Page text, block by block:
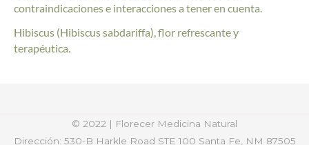
contraindicaciones e interacciones a tener en cuenta.
Hibiscus (Hibiscus sabdariffa), flor refrescante y
terapéutica.
© 2022 | Florecer Medicina Natural
Dirección: 530-B Harkle Road STE 100 Santa Fe, NM 87505